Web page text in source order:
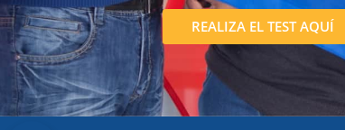
REALIZA EL TEST AQUÍ